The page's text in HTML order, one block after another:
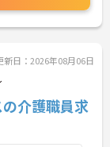
新日：2026年08月06日
介護職員求